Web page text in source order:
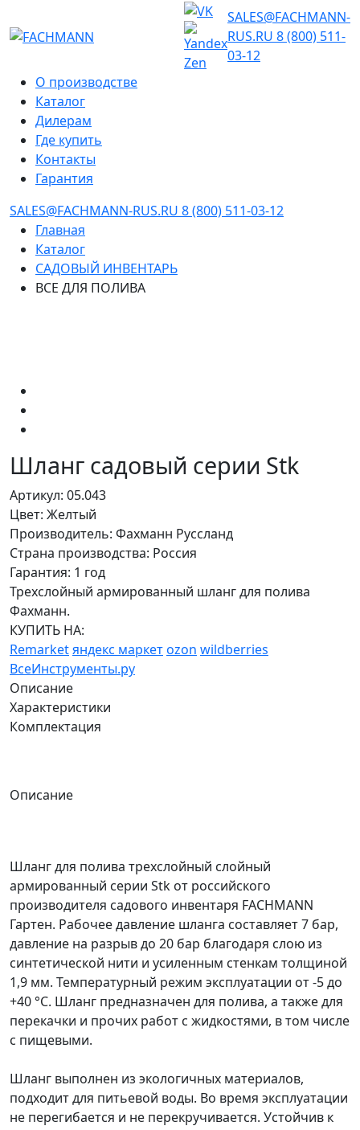
SALES@FACHMANN-
RUS.RU 8 (800) 511-
03-12
О производстве
Каталог
Дилерам
Где купить
Контакты
Гарантия
SALES@FACHMANN-RUS.RU 8 (800) 511-03-12
Главная
Каталог
САДОВЫЙ ИНВЕНТАРЬ
ВСЕ ДЛЯ ПОЛИВА
Шланг садовый серии Stk
Артикул: 05.043
Цвет: Желтый
Производитель: Фахманн Руссланд
Страна производства: Россия
Гарантия: 1 год
Трехслойный армированный шланг для полива
Фахманн.
КУПИТЬ НА:
Remarketяндекс маркетozon wildberries
ВсеИнструменты.ру
Описание
Характеристики
Комплектация
Описание
Шланг для полива трехслойный слойный
армированный серии Stk от российского
производителя садового инвентаря FACHMANN
Гартен. Рабочее давление шланга составляет 7 бар,
давление на разрыв до 20 бар благодаря слою из
синтетической нити и усиленным стенкам толщиной
1,9 мм. Температурный режим эксплуатации от -5 до
+40 °C. Шланг предназначен для полива, а также для
перекачки и прочих работ с жидкостями, в том числе
с пищевыми.
Шланг выполнен из экологичных материалов,
подходит для питьевой воды. Во время эксплуатации
не перегибается и не перекручивается. Устойчив к